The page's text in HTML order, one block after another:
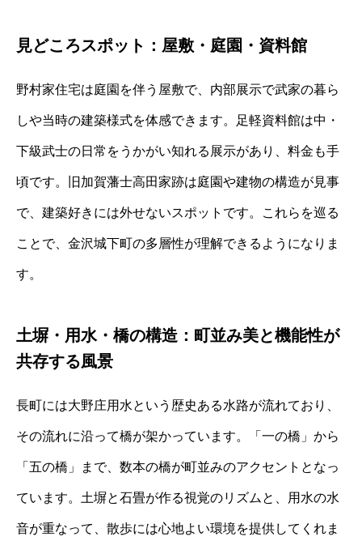
見どころスポット：屋敷・庭園・資料館
野村家住宅は庭園を伴う屋敷で、内部展示で武家の暮ら
しや当時の建築様式を体感できます。足軽資料館は中・
下級武士の日常をうかがい知れる展示があり、料金も手
頃です。旧加賀藩士高田家跡は庭園や建物の構造が見事
で、建築好きには外せないスポットです。これらを巡る
ことで、金沢城下町の多層性が理解できるようになりま
す。
土塀・用水・橋の構造：町並み美と機能性が
共存する風景
長町には大野庄用水という歴史ある水路が流れており、
その流れに沿って橋が架かっています。「一の橋」から
「五の橋」まで、数本の橋が町並みのアクセントとなっ
ています。土塀と石畳が作る視覚のリズムと、用水の水
音が重なって、散歩には心地よい環境を提供してくれま